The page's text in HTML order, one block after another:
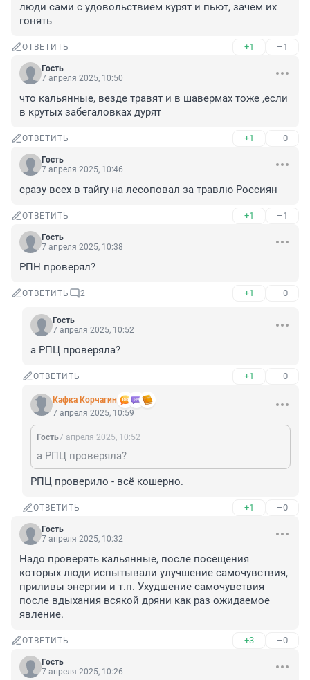
люди сами с удовольствием курят и пьют, зачем их
гонять
ОТВЕТИТЬ +1 –1
Гость
7 апреля 2025, 10:50
что кальянные, везде травят и в шавермах тоже ,если
в крутых забегаловках дурят
ОТВЕТИТЬ +1 –0
Гость
7 апреля 2025, 10:46
сразу всех в тайгу на лесоповал за травлю Россиян
ОТВЕТИТЬ +1 –1
Гость
7 апреля 2025, 10:38
РПН проверял?
ОТВЕТИТЬ 2 +1 –0
Гость
7 апреля 2025, 10:52
а РПЦ проверяла?
ОТВЕТИТЬ +1 –0
Кафка Корчагин
7 апреля 2025, 10:59
Гость7 апреля 2025, 10:52
а РПЦ проверяла?
РПЦ проверило - всё кошерно.
ОТВЕТИТЬ +1 –0
Гость
7 апреля 2025, 10:32
Надо проверять кальянные, после посещения
которых люди испытывали улучшение самочувствия,
приливы энергии и т.п. Ухудшение самочувствия
после вдыхания всякой дряни как раз ожидаемое
явление.
ОТВЕТИТЬ +3 –0
Гость
7 апреля 2025, 10:26